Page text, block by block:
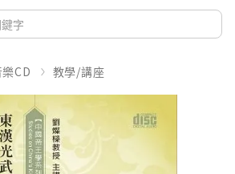
CD 教學/講座